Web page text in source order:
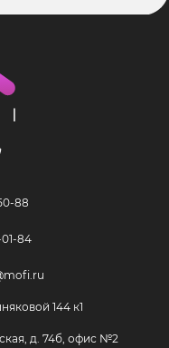
88
84
144 к1
д. 74б, офис №2